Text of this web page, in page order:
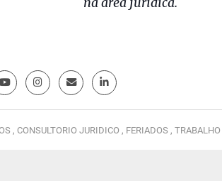
, CONSULTORIO JURIDICO , FERIADOS , TRABALHO